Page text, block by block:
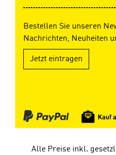
Bestellen Sie unseren
Nachrichten, Neuheiten
Jetzt eintragen
Alle Preise inkl.